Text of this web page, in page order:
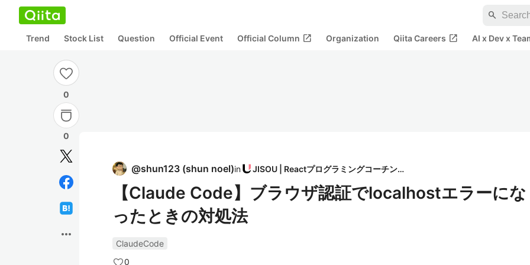
search
Trend Stock List Question Official Event Official Column open_in_new Organization Qiita Careers open_in_new AI x Dev x
0
0
more_horiz
@shun123 (shun noel)in JISOU | Reactプログラミングコーチング
【Claude Code】ブラウザ認証でlocalhostエラーにな
ったときの対処法
ClaudeCode
0